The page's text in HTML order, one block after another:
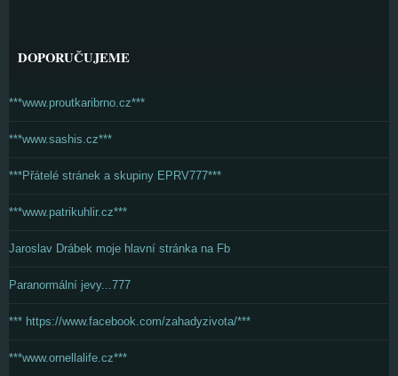
DOPORUČUJEME
***www.proutkaribrno.cz***
***www.sashis.cz***
***Přátelé stránek a skupiny EPRV777***
***www.patrikuhlir.cz***
Jaroslav Drábek moje hlavní stránka na Fb
Paranormální jevy...777
*** https://www.facebook.com/zahadyzivota/***
***www.ornellalife.cz***